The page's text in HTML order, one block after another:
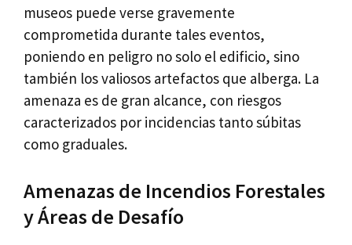
museos puede verse gravemente
comprometida durante tales eventos,
poniendo en peligro no solo el edificio, sino
también los valiosos artefactos que alberga. La
amenaza es de gran alcance, con riesgos
caracterizados por incidencias tanto súbitas
como graduales.
Amenazas de Incendios Forestales
y Áreas de Desafío